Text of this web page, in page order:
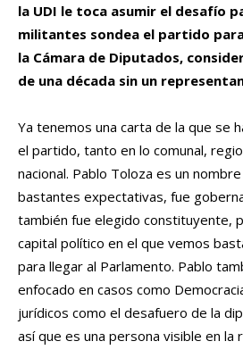
la UDI le toca asumir el desafío
militantes sondea el partido
la Cámara de Diputados,
de una década sin un
Ya tenemos una carta de la que se
el partido, tanto en lo comunal,
nacional. Pablo Toloza es un
bastantes expectativas, fue
también fue elegido constituyente,
capital político en el que vemos
para llegar al Parlamento. Pablo
enfocado en casos como
jurídicos como el desafuero de la
así que es una persona visible en la